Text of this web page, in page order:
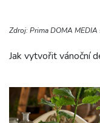
Zdroj: Prima DOMA MEDIA
Jak vytvořit vánoční